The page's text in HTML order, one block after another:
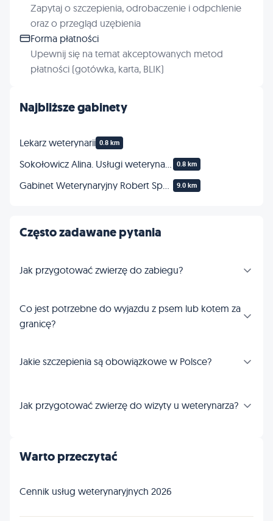
Najbliższe gabinety
Lekarz weterynarii 0.8 km
0.8 km
9.0 km
Często zadawane pytania
Jak przygotować zwierzę do zabiegu?
Co jest potrzebne do wyjazdu z psem lub kotem za
granicę?
Jakie szczepienia są obowiązkowe w Polsce?
Jak przygotować zwierzę do wizyty u weterynarza?
Zapytaj o szczepienia, odrobaczenie i odpchlenie
oraz o przegląd uzębienia
Forma płatności
Upewnij się na temat akceptowanych metod
płatności (gotówka, karta, BLIK)
Warto przeczytać
Cennik usług weterynaryjnych 2026